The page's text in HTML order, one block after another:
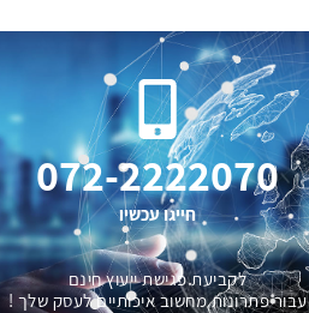
072-2222070
חייגו עכשיו
לקביעת פגישת ייעוץ חינם
עבור פתרונות מחשוב איכותיים לעסק שלך !